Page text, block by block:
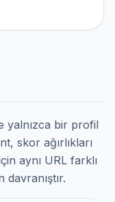
yalnızca bir profil
skor ağırlıkları
aynı URL farklı